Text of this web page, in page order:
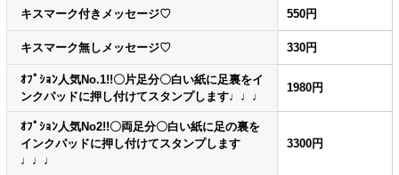
キスマーク付きメッセージ♡ 550円
キスマーク無しメッセージ♡ 330円
ｵﾌﾟｼｮﾝ人気No.1!!〇片足分〇白い紙に足裏をイ
ンクパッドに押し付けてスタンプします♩♩♩
1980円
ｵﾌﾟｼｮﾝ人気No2!!〇両足分〇白い紙に足の裏を
インクパッドに押し付けてスタンプします
♩♩♩
3300円